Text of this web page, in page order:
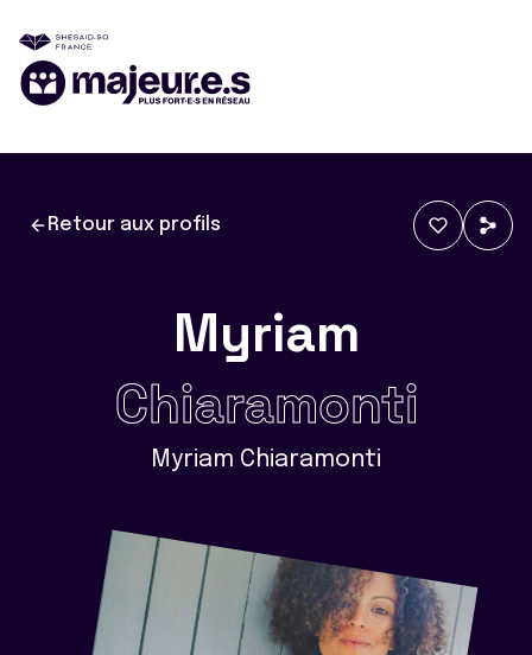
Retour aux profils
Myriam
Chiaramonti
Myriam Chiaramonti